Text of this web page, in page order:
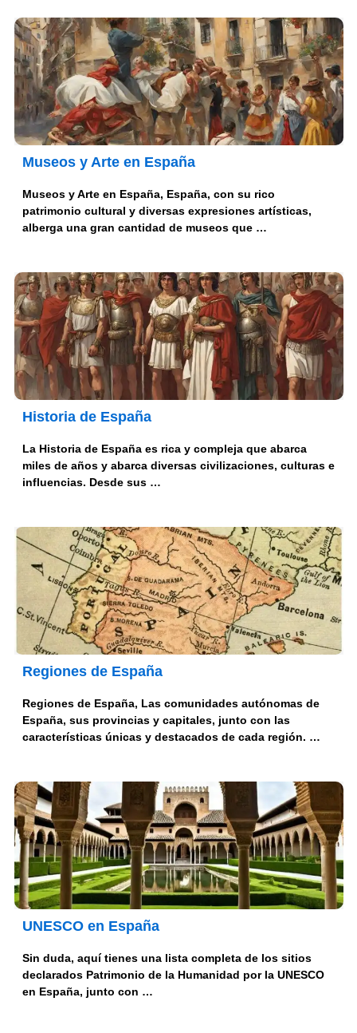
Museos y Arte en España
Museos y Arte en España, España, con su rico
patrimonio cultural y diversas expresiones artísticas,
alberga una gran cantidad de museos que …
Historia de España
La Historia de España es rica y compleja que abarca
miles de años y abarca diversas civilizaciones, culturas e
influencias. Desde sus …
Regiones de España
Regiones de España, Las comunidades autónomas de
España, sus provincias y capitales, junto con las
características únicas y destacados de cada región. …
UNESCO en España
Sin duda, aquí tienes una lista completa de los sitios
declarados Patrimonio de la Humanidad por la UNESCO
en España, junto con …